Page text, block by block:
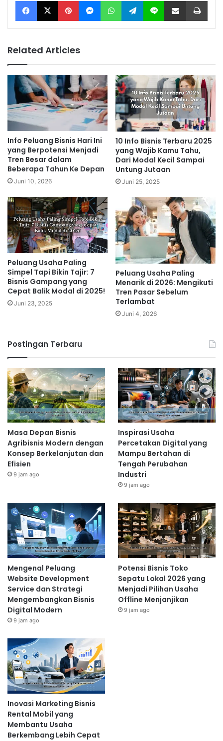
Related Articles
Info Peluang Bisnis Hari Ini
yang Berpotensi Menjadi
Tren Besar dalam
Beberapa Tahun Ke Depan
Juni 10, 2026
10 Info Bisnis Terbaru 2025
yang Wajib Kamu Tahu,
Dari Modal Kecil Sampai
Untung Jutaan
Juni 25, 2025
Peluang Usaha Paling
Simpel Tapi Bikin Tajir: 7
Bisnis Gampang yang
Cepat Balik Modal di 2025!
Juni 23, 2025
Peluang Usaha Paling
Menarik di 2026: Mengikuti
Tren Pasar Sebelum
Terlambat
Juni 4, 2026
Postingan Terbaru
Masa Depan Bisnis
Agribisnis Modern dengan
Konsep Berkelanjutan dan
Efisien
9 jam ago
Inspirasi Usaha
Percetakan Digital yang
Mampu Bertahan di
Tengah Perubahan
Industri
9 jam ago
Mengenal Peluang
Website Development
Service dan Strategi
Mengembangkan Bisnis
Digital Modern
9 jam ago
Potensi Bisnis Toko
Sepatu Lokal 2026 yang
Menjadi Pilihan Usaha
Offline Menjanjikan
9 jam ago
Inovasi Marketing Bisnis
Rental Mobil yang
Membantu Usaha
Berkembang Lebih Cepat